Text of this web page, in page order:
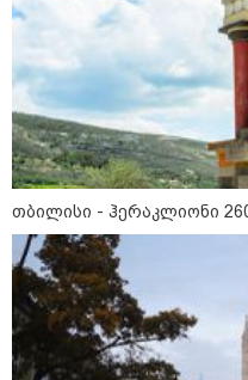
მნიშვნელოვანი
თბილისი - ჰერაკლიონი